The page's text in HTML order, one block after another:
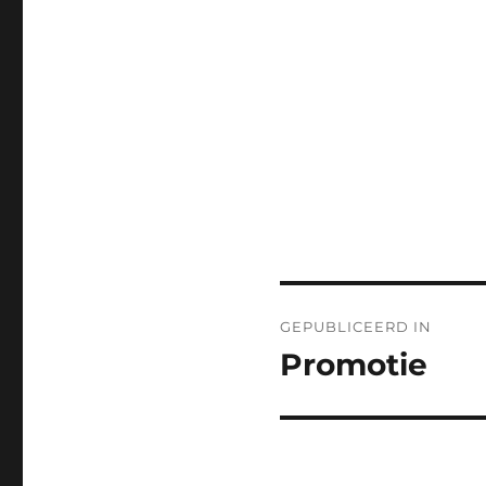
navigatie
GEPUBLICEERD IN
Promotie